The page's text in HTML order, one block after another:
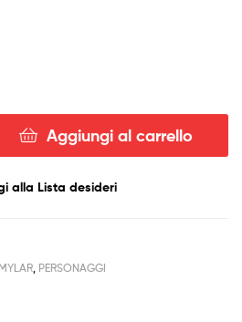
Aggiungi al carrello
alla Lista desideri
, PERSONAGGI